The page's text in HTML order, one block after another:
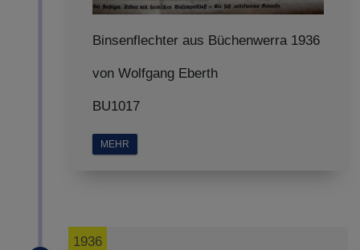
Binsenflechter aus Büchenwerra 1936
von Wolfgang Eberth
BU1017
MEHR
1936